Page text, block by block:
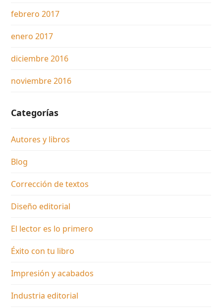
febrero 2017
enero 2017
diciembre 2016
noviembre 2016
Categorías
Autores y libros
Blog
Corrección de textos
Diseño editorial
El lector es lo primero
Éxito con tu libro
Impresión y acabados
Industria editorial